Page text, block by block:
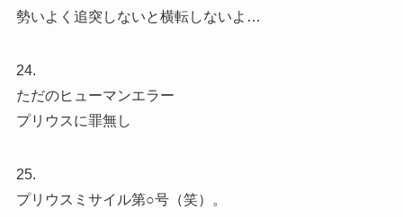
勢いよく追突しないと横転しないよ…
24.
ただのヒューマンエラー
プリウスに罪無し
25.
プリウスミサイル第○号（笑）。